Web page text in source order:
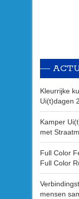
Kleurrijke
Ui(t)dagen
Kamper
met
Full Color
Full Color
mensen